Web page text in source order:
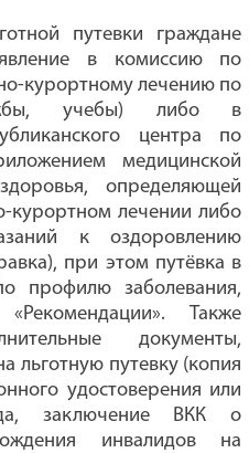
путевки граждане
в комиссию по
курортному лечению по
учебы) либо в
центра по
медицинской
определяющей
курортном лечении либо
к оздоровлению
при этом путёвка в
профилю заболевания,
. Также
документы,
льготную путевку (копия
удостоверения или
заключение ВКК о
инвалидов на